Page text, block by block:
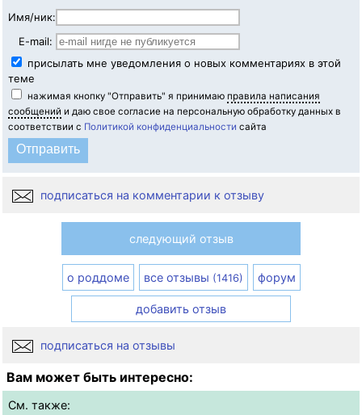
Имя/ник:
E-mail:
присылать мне уведомления о новых комментариях в этой
теме
нажимая кнопку "Отправить" я принимаю правила написания
сообщений и даю свое согласие на персональную обработку данных в
соответствии с Политикой конфиденциальности сайта
подписаться на комментарии к отзыву
следующий отзыв
о роддоме все отзывы (1416) форум
добавить отзыв
подписаться на отзывы
Вам может быть интересно:
См. также: